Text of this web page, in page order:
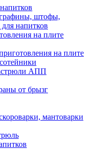
штофы,
напитков
на плите
на плите
АПП
от брызг
мантоварки